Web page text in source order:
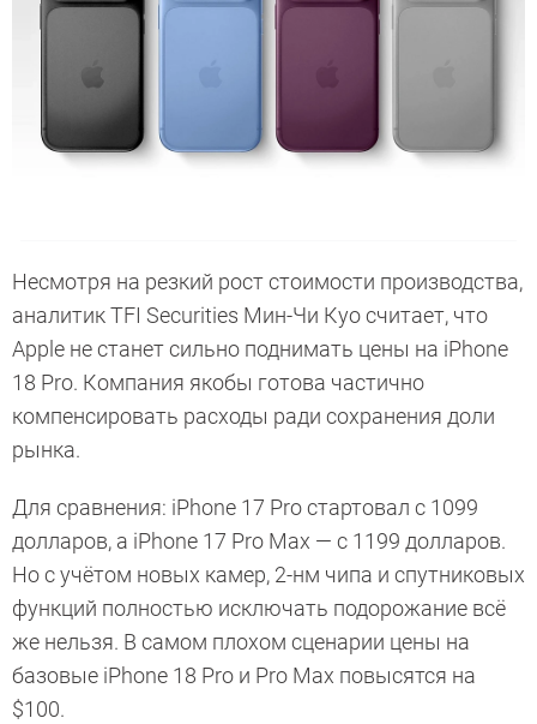
Несмотря на резкий рост стоимости производства,
аналитик TFI Securities Мин-Чи Куо считает, что
Apple не станет сильно поднимать цены на iPhone
18 Pro. Компания якобы готова частично
компенсировать расходы ради сохранения доли
рынка.
Для сравнения: iPhone 17 Pro стартовал с 1099
долларов, а iPhone 17 Pro Max — с 1199 долларов.
Но с учётом новых камер, 2-нм чипа и спутниковых
функций полностью исключать подорожание всё
же нельзя. В самом плохом сценарии цены на
базовые iPhone 18 Pro и Pro Max повысятся на
$100.